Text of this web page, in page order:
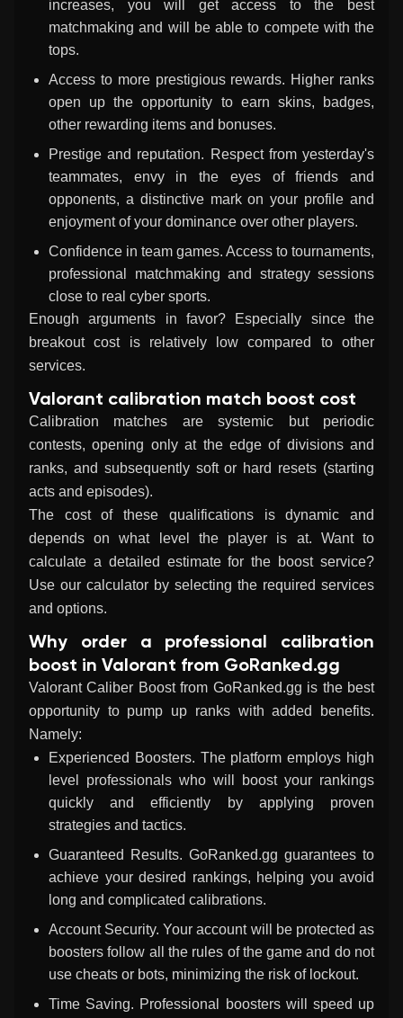
increases, you will get access to the best
matchmaking and will be able to compete with the
tops.
Access to more prestigious rewards. Higher ranks
open up the opportunity to earn skins, badges,
other rewarding items and bonuses.
Prestige and reputation. Respect from yesterday's
teammates, envy in the eyes of friends and
opponents, a distinctive mark on your profile and
enjoyment of your dominance over other players.
Confidence in team games. Access to tournaments,
professional matchmaking and strategy sessions
close to real cyber sports.
Enough arguments in favor? Especially since the
breakout cost is relatively low compared to other
services.
Valorant calibration match boost cost
Calibration matches are systemic but periodic
contests, opening only at the edge of divisions and
ranks, and subsequently soft or hard resets (starting
acts and episodes).
The cost of these qualifications is dynamic and
depends on what level the player is at. Want to
calculate a detailed estimate for the boost service?
Use our calculator by selecting the required services
and options.
Why order a professional calibration
boost in Valorant from GoRanked.gg
Valorant Caliber Boostfrom GoRanked.gg is the best
opportunity to pump up ranks with added benefits.
Namely:
Experienced Boosters. The platform employs high
level professionals who will boost your rankings
quickly and efficiently by applying proven
strategies and tactics.
Guaranteed Results. GoRanked.gg guarantees to
achieve your desired rankings, helping you avoid
long and complicated calibrations.
Account Security. Your account will be protected as
boosters follow all the rules of the game and do not
use cheats or bots, minimizing the risk of lockout.
Time Saving. Professional boosters will speed up